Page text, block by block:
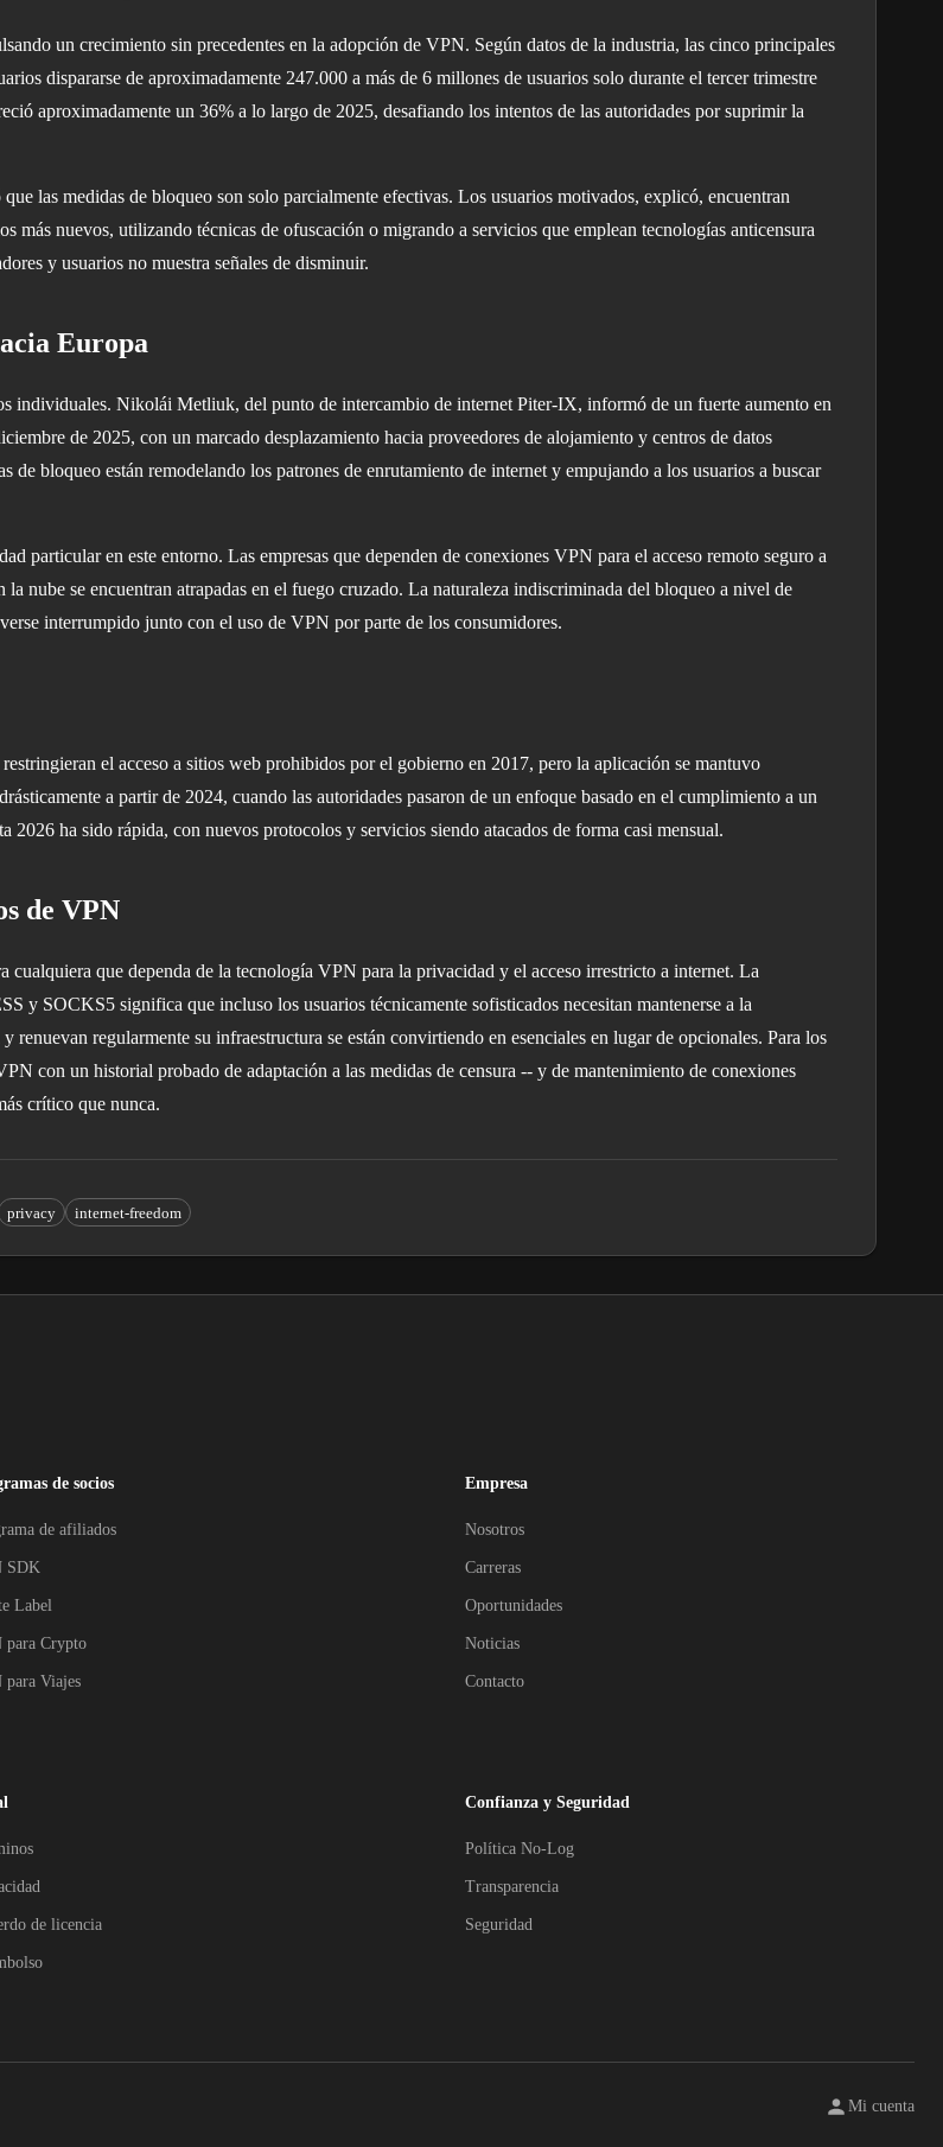
un crecimiento sin precedentes en la adopción de VPN. Según datos de la industria, las cinco principales
dispararse de aproximadamente 247.000 a más de 6 millones de usuarios solo durante el tercer trimestre
aproximadamente un 36% a lo largo de 2025, desafiando los intentos de las autoridades por suprimir la
las medidas de bloqueo son solo parcialmente efectivas. Los usuarios motivados, explicó, encuentran
más nuevos, utilizando técnicas de ofuscación o migrando a servicios que emplean tecnologías anticensura
y usuarios no muestra señales de disminuir.
Europa
individuales. Nikolái Metliuk, del punto de intercambio de internet Piter-IX, informó de un fuerte aumento en
de 2025, con un marcado desplazamiento hacia proveedores de alojamiento y centros de datos
de bloqueo están remodelando los patrones de enrutamiento de internet y empujando a los usuarios a buscar
particular en este entorno. Las empresas que dependen de conexiones VPN para el acceso remoto seguro a
nube se encuentran atrapadas en el fuego cruzado. La naturaleza indiscriminada del bloqueo a nivel de
interrumpido junto con el uso de VPN por parte de los consumidores.
el acceso a sitios web prohibidos por el gobierno en 2017, pero la aplicación se mantuvo
a partir de 2024, cuando las autoridades pasaron de un enfoque basado en el cumplimiento a un
ha sido rápida, con nuevos protocolos y servicios siendo atacados de forma casi mensual.
de VPN
cualquiera que dependa de la tecnología VPN para la privacidad y el acceso irrestricto a internet. La
y SOCKS5 significa que incluso los usuarios técnicamente sofisticados necesitan mantenerse a la
regularmente su infraestructura se están convirtiendo en esenciales en lugar de opcionales. Para los
con un historial probado de adaptación a las medidas de censura -- y de mantenimiento de conexiones
crítico que nunca.
privacy internet-freedom
de socios
de afiliados
SDK
Label
para Crypto
para Viajes
Empresa
Nosotros
Carreras
Oportunidades
Noticias
Contacto
de licencia
Confianza y Seguridad
Política No-Log
Transparencia
Seguridad
Mi cuenta